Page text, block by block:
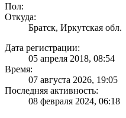
Пол:
Откуда:
Братск, Иркутская обл.
Дата регистрации:
05 апреля 2018, 08:54
Время:
07 августа 2026, 19:05
Последняя активность:
08 февраля 2024, 06:18